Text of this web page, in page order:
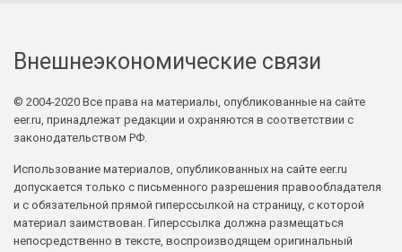
Внешнеэкономические связи
© 2004-2020 Все права на материалы, опубликованные на сайте
eer.ru, принадлежат редакции и охраняются в соответствии с
законодательством РФ.
Использование материалов, опубликованных на сайте eer.ru
допускается только с письменного разрешения правообладателя
и с обязательной прямой гиперссылкой на страницу, с которой
материал заимствован. Гиперссылка должна размещаться
непосредственно в тексте, воспроизводящем оригинальный